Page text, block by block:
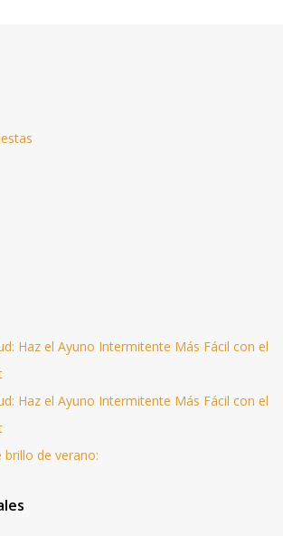
Haz el Ayuno Intermitente Más Fácil con el
Haz el Ayuno Intermitente Más Fácil con el
de verano: